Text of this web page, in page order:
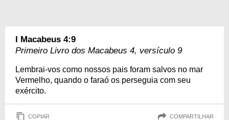
I Macabeus 4:9
Primeiro Livro dos Macabeus 4, versículo 9
Lembrai-vos como nossos pais foram salvos no mar
Vermelho, quando o faraó os perseguia com seu
exército.
COPIAR COMPARTILHAR